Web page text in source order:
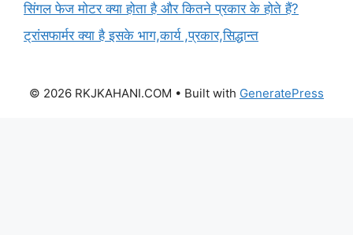
सिंगल फेज मोटर क्या होता है और कितने प्रकार के होते हैं?
ट्रांसफार्मर क्या है इसके भाग,कार्य ,प्रकार,सिद्धान्त
© 2026 RKJKAHANI.COM • Built with GeneratePress